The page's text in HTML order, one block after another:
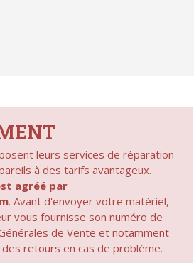
leurs services de réparation
à des tarifs avantageux.
agréé par
. Avant d'envoyer votre matériel,
vous fournisse son numéro de
de Vente et notamment
retours en cas de problème.